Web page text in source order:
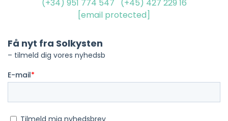
(+34) 951 774 547
(+45) 427 229 16
[email protected]